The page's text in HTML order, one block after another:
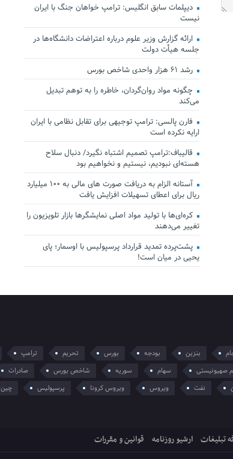
دیپلمات سابق انگلیس:‌ ترامپ خواهان جنگ با ایران
نیست
ارائه گزارش وزیر علوم درباره اعتراضات دانشگاه‌ها در
جلسه هیأت دولت
رشد ۶۱ هزار واحدی شاخص بورس
چگونه مواد روان‌گردان، خاطره را به توهم تبدیل
می‌کند
فارن پالسی: ترامپ توجیهی برای تقابل نظامی با ایران
ارایه نکرده است
قالیباف:ترامپ تصمیم اشتباه نگیرد/ دنبال سلاح
هسته‌ای نبودیم، نیستیم و نخواهیم بود
آستانه الزام به دریافت صورت های مالی به ۱۰۰ میلیارد
ریال برای اعطای تسهیلات افزایش یافت
کره‌ای‌ها با تولید مواد اصلی نمایشگرها بازار تلویزیون را
تغییر می‌دهند
پشت‌پرده تمدید قرارداد پرسپولیس با اوسمار؛ پای
یحیی در میان است!
بنزین بودجه بورس تحریم ترامپ
صهیونیستی سهام سوریه شاخص بورس صادرات
نفت ویروس ویروس کرونا پرسپولیس چین
تبلیغات ارشیو روزنامه قوانین و مقررات